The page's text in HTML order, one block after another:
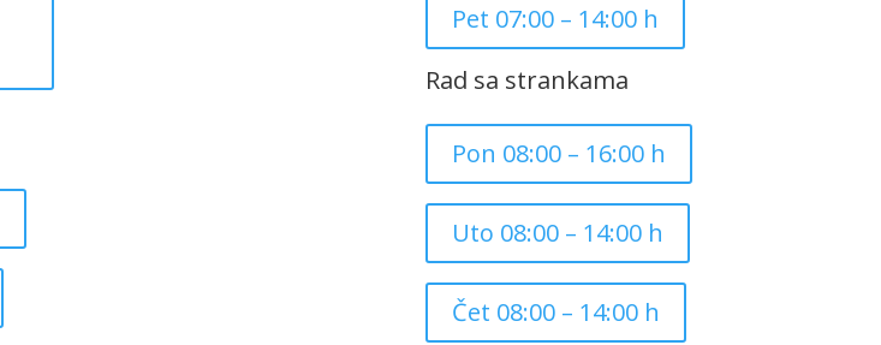
Pet 07:00 – 14:00 h
Rad sa strankama
Pon 08:00 – 16:00 h
Uto 08:00 – 14:00 h
Čet 08:00 – 14:00 h